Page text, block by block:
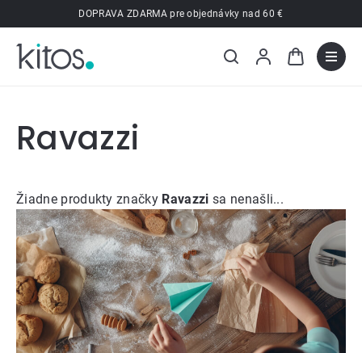
na
obsah
DOPRAVA ZDARMA pre objednávky nad 60 €
Ravazzi
Žiadne produkty značky Ravazzi sa nenašli...